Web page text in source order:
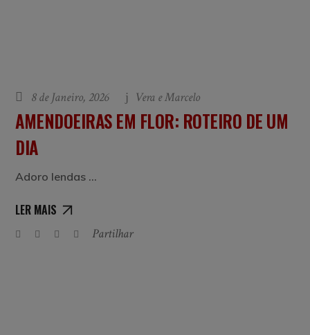
8 de Janeiro, 2026 Vera e Marcelo
AMENDOEIRAS EM FLOR: ROTEIRO DE UM
DIA
Adoro lendas
LER MAIS
Partilhar